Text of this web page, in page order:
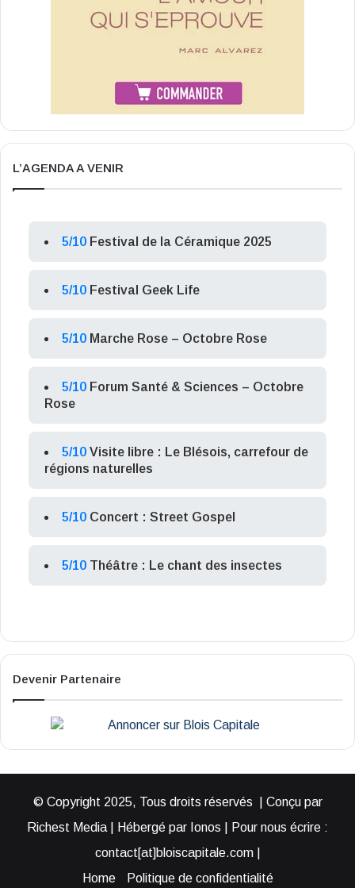
L’AGENDA A VENIR
5/10 Festival de la Céramique 2025
5/10 Festival Geek Life
5/10 Marche Rose – Octobre Rose
5/10 Forum Santé & Sciences – Octobre
Rose
5/10 Visite libre : Le Blésois, carrefour de
régions naturelles
5/10 Concert : Street Gospel
5/10 Théâtre : Le chant des insectes
Devenir Partenaire
© Copyright 2025, Tous droits réservés | Conçu par
Richest Media | Hébergé par Ionos | Pour nous écrire :
contact[at]bloiscapitale.com |
Home
Politique de confidentialité